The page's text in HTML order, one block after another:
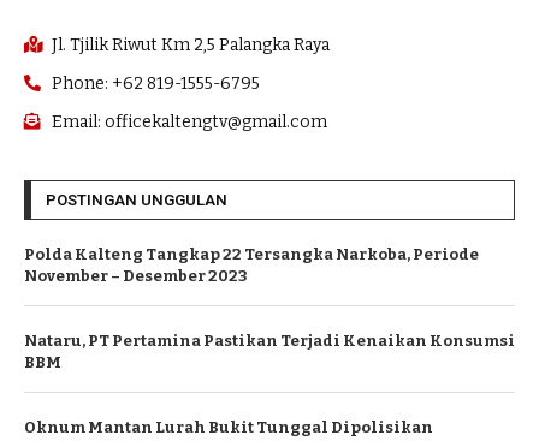
Jl. Tjilik Riwut Km 2,5 Palangka Raya
Phone: +62 819-1555-6795
Email: officekaltengtv@gmail.com
POSTINGAN UNGGULAN
Polda Kalteng Tangkap 22 Tersangka Narkoba, Periode
November – Desember 2023
Nataru, PT Pertamina Pastikan Terjadi Kenaikan Konsumsi
BBM
Oknum Mantan Lurah Bukit Tunggal Dipolisikan